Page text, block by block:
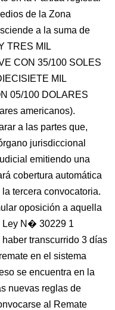
de la Zona
a la suma de
TRES MIL
CON 35/100 SOLES
MIL
05/100 DOLARES
americanos).
a las partes que,
jurisdiccional
emitiendo una
cobertura automática
tercera convocatoria.
oposición a aquella
Ley N� 30229 1
transcurrido 3 días
en el sistema
se encuentra en la
nuevas reglas de
al Remate